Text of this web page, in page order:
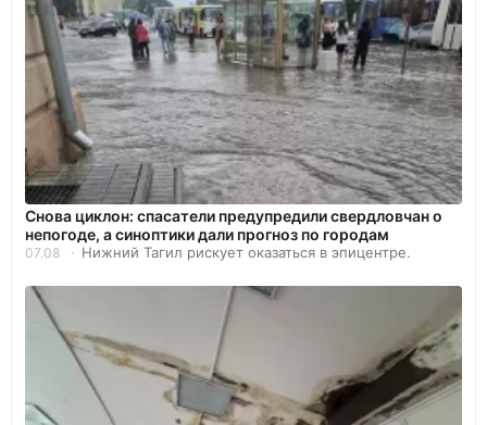
Снова циклон: спасатели предупредили свердловчан о
непогоде, а синоптики дали прогноз по городам
07.08 Нижний Тагил рискует оказаться в эпицентре.